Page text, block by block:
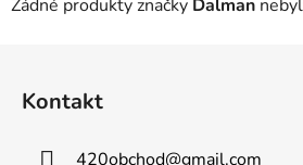
Žádné produkty značky Dalman
Kontakt
420obchod@gmail.com